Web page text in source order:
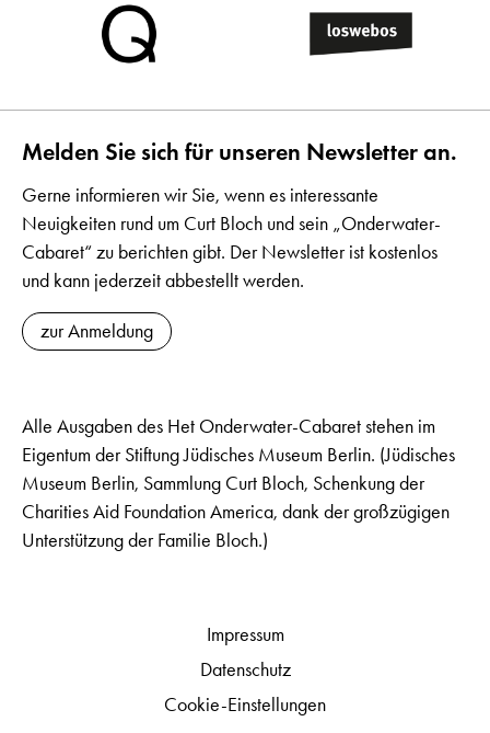
Melden Sie sich für unseren Newsletter an.
Gerne informieren wir Sie, wenn es interessante
Neuigkeiten rund um Curt Bloch und sein „Onderwater-
Cabaret“ zu berichten gibt. Der Newsletter ist kostenlos
und kann jederzeit abbestellt werden.
zur Anmeldung
Alle Ausgaben des Het Onderwater-Cabaret stehen im
Eigentum der Stiftung Jüdisches Museum Berlin. (Jüdisches
Museum Berlin, Sammlung Curt Bloch, Schenkung der
Charities Aid Foundation America, dank der großzügigen
Unterstützung der Familie Bloch.)
Impressum
Datenschutz
Cookie-Einstellungen